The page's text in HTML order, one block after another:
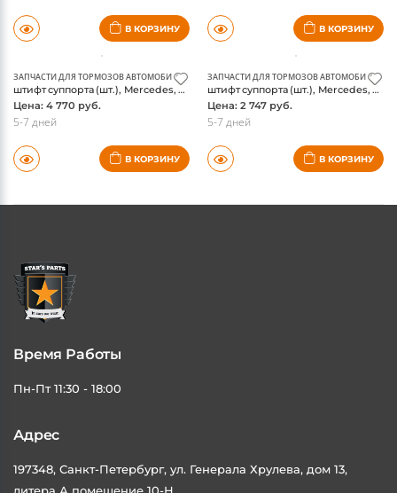
В КОРЗИНУ В КОРЗИНУ
ЗАПЧАСТИ ДЛЯ ТОРМОЗОВ АВТОМОБИЛЯ
штифт суппорта (шт.), Mercedes, оригинал
Цена: 4 770 руб.
5-7 дней
В КОРЗИНУ
ЗАПЧАСТИ ДЛЯ ТОРМОЗОВ АВТОМОБИЛЯ
штифт суппорта (шт.), Mercedes, оригинал
Цена: 2 747 руб.
5-7 дней
В КОРЗИНУ
Время Работы
Пн-Пт 11:30 - 18:00
Адрес
197348, Санкт-Петербург, ул. Генерала Хрулева, дом 13,